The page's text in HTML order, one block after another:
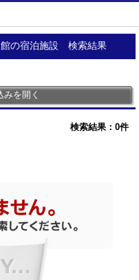
館の宿泊施設 検索結果
みを開く
検索結果： 0件